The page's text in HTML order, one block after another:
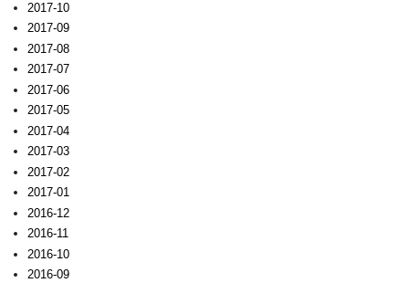
2017-10
2017-09
2017-08
2017-07
2017-06
2017-05
2017-04
2017-03
2017-02
2017-01
2016-12
2016-11
2016-10
2016-09